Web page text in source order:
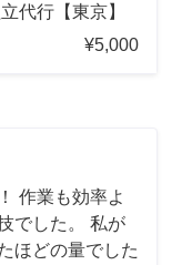
代行【東京】
¥5,000
作業も効率よ
でした。 私が
ほどの量でした